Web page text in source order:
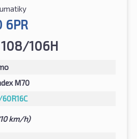
6PR
106H
M70
km/h)